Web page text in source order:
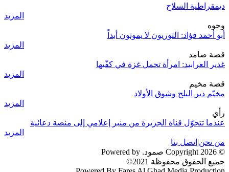
ديمقراطية السلاح
المزيد
وجوه
أبو أحمد فؤاد: الثوريون لا يموتون أبداً
المزيد
قصة صامد
غدير العرابيد: امرأة تحمل غزة في كفّيها
المزيد
قصة مخيم
مخيّم دير البلح وشوق الأولاد
المزيد
رأي
عندما تتحوّل قناة الجزيرة من منبر إعلامي إلى منصة دعائية
المزيد
من نحن| اتصل بنا
© 2026 Copyright صمود. Powered by
جميع الحقوق محفوظة 2021©